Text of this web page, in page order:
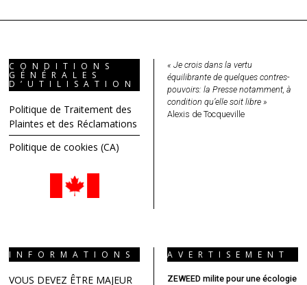
CONDITIONS
GÉNÉRALES
D’UTILISATION
Politique de Traitement des
Plaintes et des Réclamations
Politique de cookies (CA)
« Je crois dans la vertu
équilibrante de quelques contres-
pouvoirs: la Presse notamment, à
condition qu’elle soit libre »
Alexis de Tocqueville
INFORMATIONS
VOUS DEVEZ ÊTRE MAJEUR
AVERTISEMENT
ZEWEED milite pour une écologie